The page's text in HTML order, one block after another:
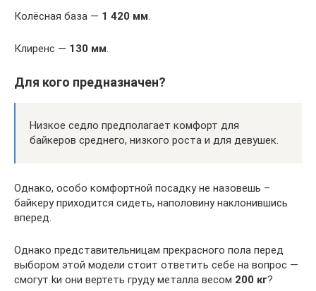
Колёсная база — 1 420 мм.
Клиренс — 130 мм.
Для кого предназначен?
Низкое седло предполагает комфорт для
байкеров среднего, низкого роста и для девушек.
Однако, особо комфортной посадку не назовешь –
байкеру приходится сидеть, наполовину наклонившись
вперед.
Однако представительницам прекрасного пола перед
выбором этой модели стоит ответить себе на вопрос —
смогут kи они вертеть груду металла весом 200 кг?